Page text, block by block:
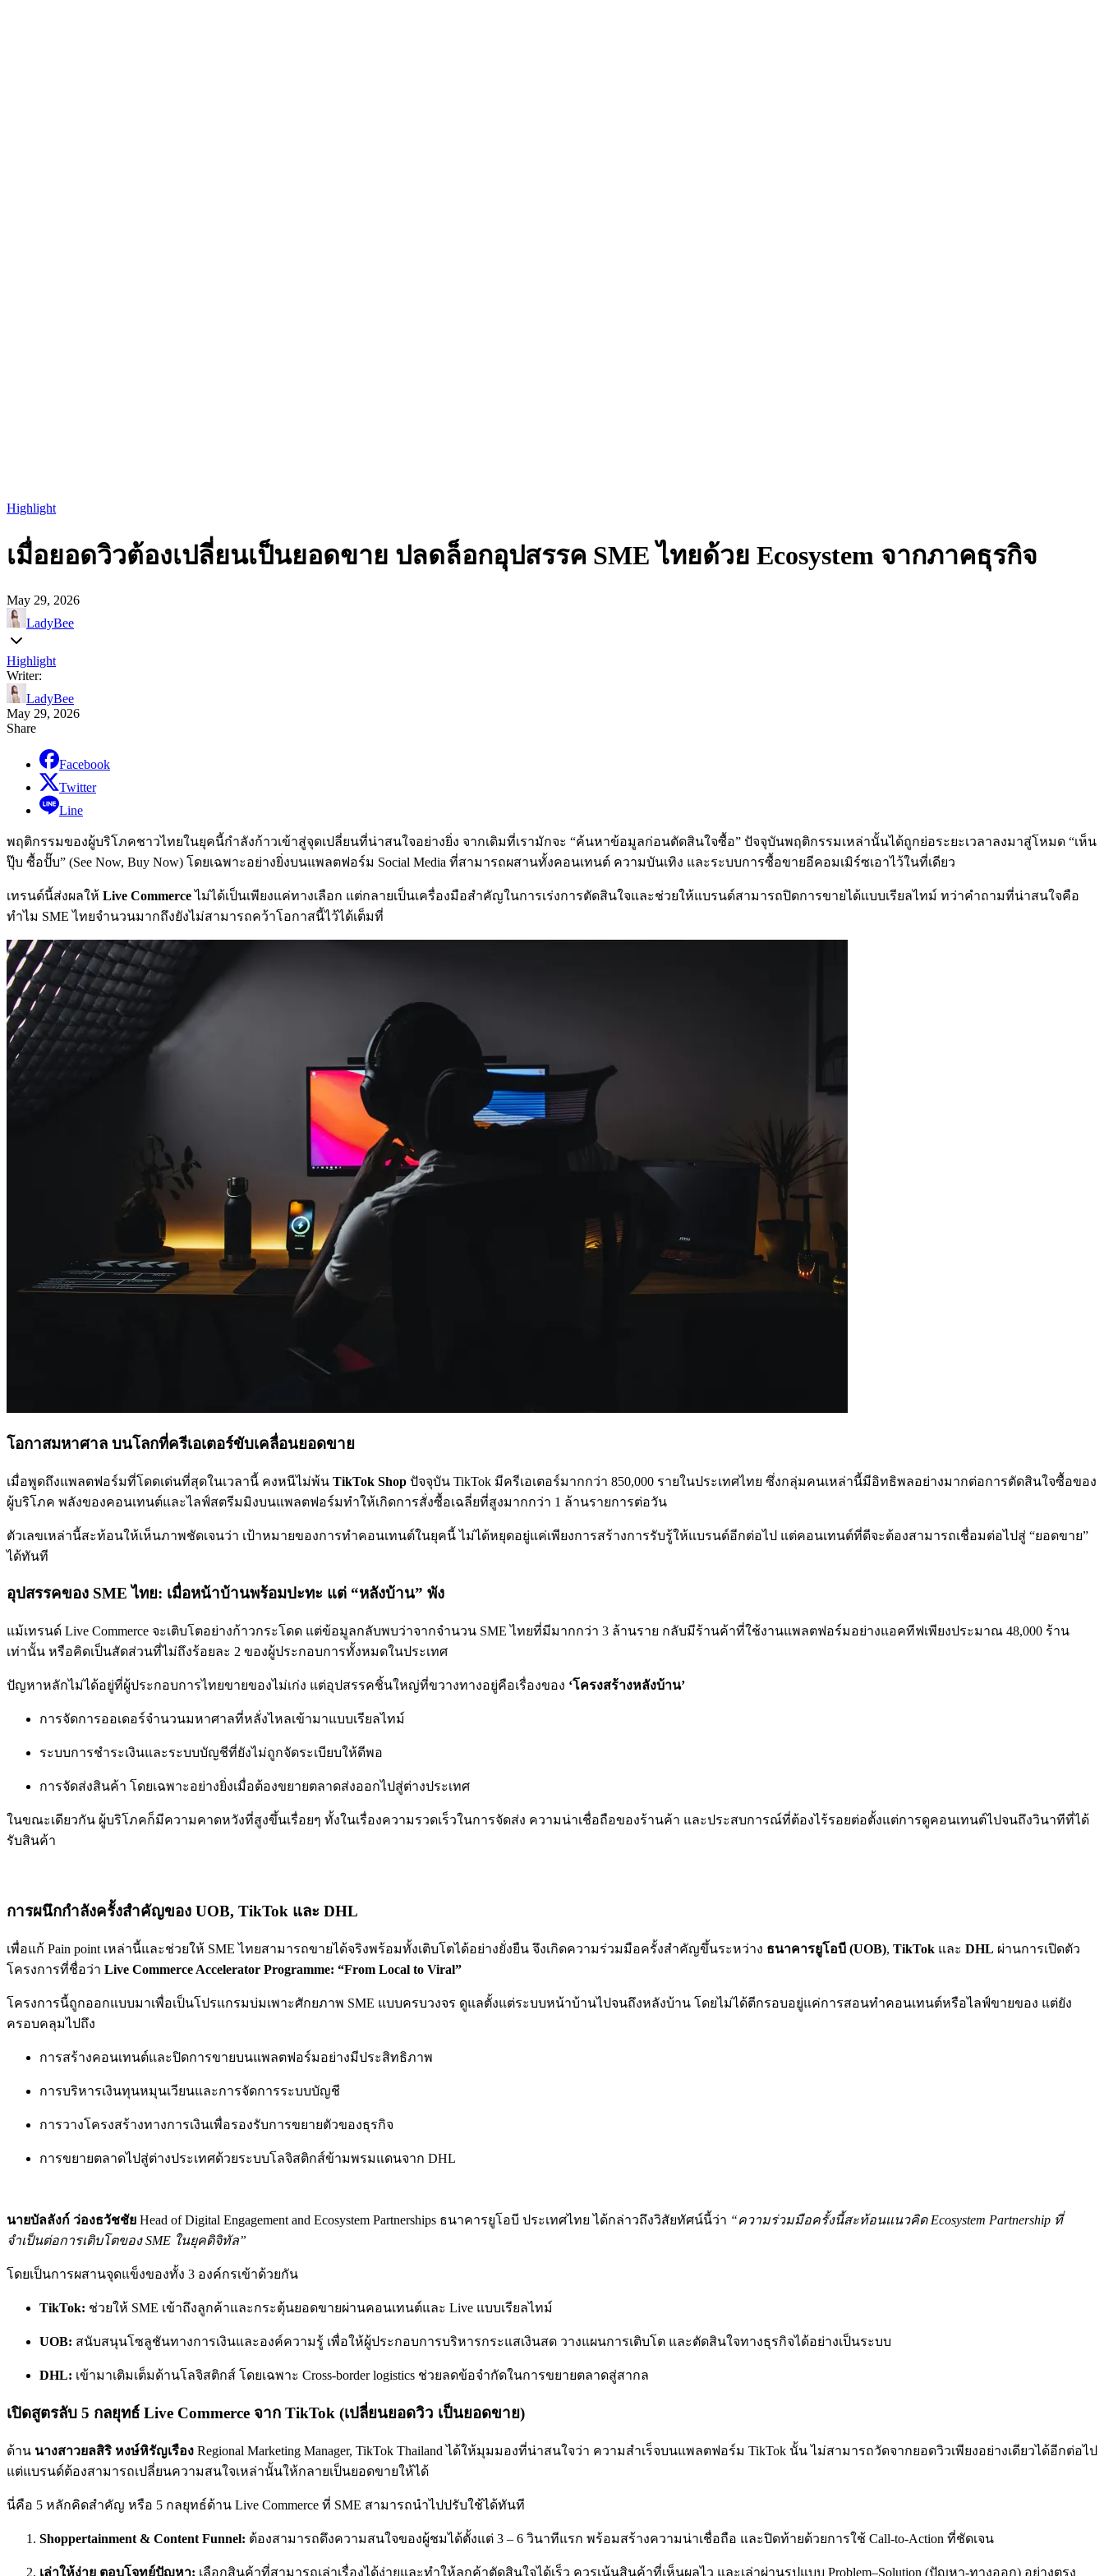
Highlight
เมื่อยอดวิวต้องเปลี่ยนเป็นยอดขาย ปลดล็อกอุปสรรค SME ไทยด้วย Ecosystem จากภาคธุรกิจ
May 29, 2026
LadyBee
Highlight
Writer:
LadyBee
May 29, 2026
Share
Facebook
Twitter
Line
พฤติกรรมของผู้บริโภคชาวไทยในยุคนี้กำลังก้าวเข้าสู่จุดเปลี่ยนที่น่าสนใจอย่างยิ่ง จากเดิมที่เรามักจะ “ค้นหาข้อมูลก่อนตัดสินใจซื้อ” ปัจจุบันพฤติกรรมเหล่านั้นได้ถูกย่อระยะเวลาลงมาสู่โหมด “เห็น
ปุ๊บ ซื้อปั๊บ” (See Now, Buy Now) โดยเฉพาะอย่างยิ่งบนแพลตฟอร์ม Social Media ที่สามารถผสานทั้งคอนเทนต์ ความบันเทิง และระบบการซื้อขายอีคอมเมิร์ซเอาไว้ในที่เดียว
เทรนด์นี้ส่งผลให้ Live Commerceไม่ได้เป็นเพียงแค่ทางเลือก แต่กลายเป็นเครื่องมือสำคัญในการเร่งการตัดสินใจและช่วยให้แบรนด์สามารถปิดการขายได้แบบเรียลไทม์ ทว่าคำถามที่น่าสนใจคือ
ทำไม SME ไทยจำนวนมากถึงยังไม่สามารถคว้าโอกาสนี้ไว้ได้เต็มที่
โอกาสมหาศาล บนโลกที่ครีเอเตอร์ขับเคลื่อนยอดขาย
เมื่อพูดถึงแพลตฟอร์มที่โดดเด่นที่สุดในเวลานี้ คงหนีไม่พ้น TikTok Shop ปัจจุบัน TikTok มีครีเอเตอร์มากกว่า 850,000 รายในประเทศไทย ซึ่งกลุ่มคนเหล่านี้มีอิทธิพลอย่างมากต่อการตัดสินใจซื้อของ
ผู้บริโภค พลังของคอนเทนต์และไลฟ์สตรีมมิงบนแพลตฟอร์มทำให้เกิดการสั่งซื้อเฉลี่ยที่สูงมากกว่า 1 ล้านรายการต่อวัน
ตัวเลขเหล่านี้สะท้อนให้เห็นภาพชัดเจนว่า เป้าหมายของการทำคอนเทนต์ในยุคนี้ ไม่ได้หยุดอยู่แค่เพียงการสร้างการรับรู้ให้แบรนด์อีกต่อไป แต่คอนเทนต์ที่ดีจะต้องสามารถเชื่อมต่อไปสู่ “ยอดขาย”
ได้ทันที
อุปสรรคของ SME ไทย: เมื่อหน้าบ้านพร้อมปะทะ แต่ “หลังบ้าน” พัง
แม้เทรนด์ Live Commerce จะเติบโตอย่างก้าวกระโดด แต่ข้อมูลกลับพบว่าจากจำนวน SME ไทยที่มีมากกว่า 3 ล้านราย กลับมีร้านค้าที่ใช้งานแพลตฟอร์มอย่างแอคทีฟเพียงประมาณ 48,000 ร้าน
เท่านั้น หรือคิดเป็นสัดส่วนที่ไม่ถึงร้อยละ 2 ของผู้ประกอบการทั้งหมดในประเทศ
ปัญหาหลักไม่ได้อยู่ที่ผู้ประกอบการไทยขายของไม่เก่ง แต่อุปสรรคชิ้นใหญ่ที่ขวางทางอยู่คือเรื่องของ ‘โครงสร้างหลังบ้าน’
การจัดการออเดอร์จำนวนมหาศาลที่หลั่งไหลเข้ามาแบบเรียลไทม์
ระบบการชำระเงินและระบบบัญชีที่ยังไม่ถูกจัดระเบียบให้ดีพอ
การจัดส่งสินค้า โดยเฉพาะอย่างยิ่งเมื่อต้องขยายตลาดส่งออกไปสู่ต่างประเทศ
ในขณะเดียวกัน ผู้บริโภคก็มีความคาดหวังที่สูงขึ้นเรื่อยๆ ทั้งในเรื่องความรวดเร็วในการจัดส่ง ความน่าเชื่อถือของร้านค้า และประสบการณ์ที่ต้องไร้รอยต่อตั้งแต่การดูคอนเทนต์ไปจนถึงวินาทีที่ได้
รับสินค้า
การผนึกกำลังครั้งสำคัญของ UOB, TikTok และ DHL
เพื่อแก้ Pain point เหล่านี้และช่วยให้ SME ไทยสามารถขายได้จริงพร้อมทั้งเติบโตได้อย่างยั่งยืน จึงเกิดความร่วมมือครั้งสำคัญขึ้นระหว่าง ธนาคารยูโอบี (UOB), TikTok และ DHL ผ่านการเปิดตัว
โครงการที่ชื่อว่า Live Commerce Accelerator Programme: “From Local to Viral”
โครงการนี้ถูกออกแบบมาเพื่อเป็นโปรแกรมบ่มเพาะศักยภาพ SME แบบครบวงจร ดูแลตั้งแต่ระบบหน้าบ้านไปจนถึงหลังบ้าน โดยไม่ได้ตีกรอบอยู่แค่การสอนทำคอนเทนต์หรือไลฟ์ขายของ แต่ยัง
ครอบคลุมไปถึง
การสร้างคอนเทนต์และปิดการขายบนแพลตฟอร์มอย่างมีประสิทธิภาพ
การบริหารเงินทุนหมุนเวียนและการจัดการระบบบัญชี
การวางโครงสร้างทางการเงินเพื่อรองรับการขยายตัวของธุรกิจ
การขยายตลาดไปสู่ต่างประเทศด้วยระบบโลจิสติกส์ข้ามพรมแดนจาก DHL
นายบัลลังก์ ว่องธวัชชัย Head of Digital Engagement and Ecosystem Partnerships ธนาคารยูโอบี ประเทศไทย ได้กล่าวถึงวิสัยทัศน์นี้ว่า “ความร่วมมือครั้งนี้สะท้อนแนวคิด Ecosystem Partnership ที่
จำเป็นต่อการเติบโตของ SME ในยุคดิจิทัล”
โดยเป็นการผสานจุดแข็งของทั้ง 3 องค์กรเข้าด้วยกัน
TikTok: ช่วยให้ SME เข้าถึงลูกค้าและกระตุ้นยอดขายผ่านคอนเทนต์และ Live แบบเรียลไทม์
UOB: สนับสนุนโซลูชันทางการเงินและองค์ความรู้ เพื่อให้ผู้ประกอบการบริหารกระแสเงินสด วางแผนการเติบโต และตัดสินใจทางธุรกิจได้อย่างเป็นระบบ
DHL: เข้ามาเติมเต็มด้านโลจิสติกส์ โดยเฉพาะ Cross-border logistics ช่วยลดข้อจำกัดในการขยายตลาดสู่สากล
เปิดสูตรลับ 5 กลยุทธ์ Live Commerce จาก TikTok (เปลี่ยนยอดวิว เป็นยอดขาย)
ด้าน นางสาวยลสิริ หงษ์หิรัญเรือง Regional Marketing Manager, TikTok Thailand ได้ให้มุมมองที่น่าสนใจว่า ความสำเร็จบนแพลตฟอร์ม TikTok นั้น ไม่สามารถวัดจากยอดวิวเพียงอย่างเดียวได้อีกต่อไป
แต่แบรนด์ต้องสามารถเปลี่ยนความสนใจเหล่านั้นให้กลายเป็นยอดขายให้ได้
นี่คือ 5 หลักคิดสำคัญ หรือ 5 กลยุทธ์ด้าน Live Commerce ที่ SME สามารถนำไปปรับใช้ได้ทันที
Shoppertainment & Content Funnel: ต้องสามารถดึงความสนใจของผู้ชมได้ตั้งแต่ 3 – 6 วินาทีแรก พร้อมสร้างความน่าเชื่อถือ และปิดท้ายด้วยการใช้ Call-to-Action ที่ชัดเจน
เล่าให้ง่าย ตอบโจทย์ปัญหา: เลือกสินค้าที่สามารถเล่าเรื่องได้ง่ายและทำให้ลูกค้าตัดสินใจได้เร็ว ควรเน้นสินค้าที่เห็นผลไว และเล่าผ่านรูปแบบ Problem–Solution (ปัญหา-ทางออก) อย่างตรง